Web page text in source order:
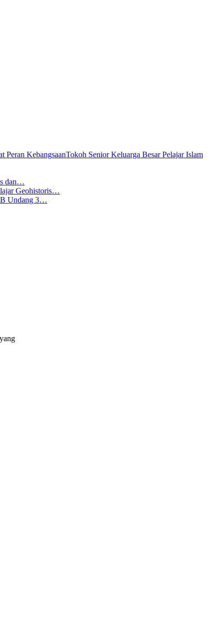
Tokoh Senior Keluarga Besar Pelajar Islam
dan…
Geohistoris…
Undang 3…